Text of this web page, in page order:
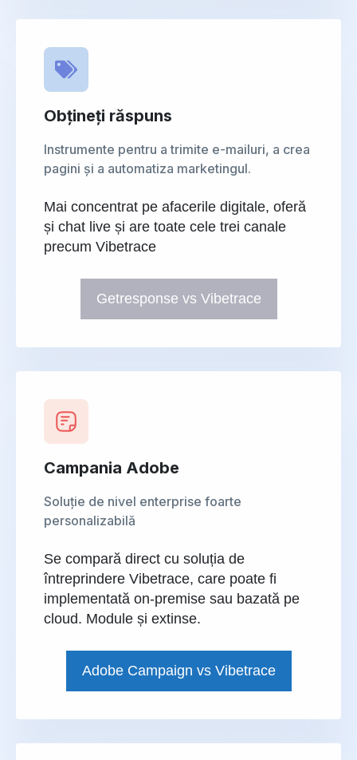
Obțineți răspuns
Instrumente pentru a trimite e-mailuri, a crea
pagini și a automatiza marketingul.
Mai concentrat pe afacerile digitale, oferă
și chat live și are toate cele trei canale
precum Vibetrace
Getresponse vs Vibetrace
Campania Adobe
Soluție de nivel enterprise foarte
personalizabilă
Se compară direct cu soluția de
întreprindere Vibetrace, care poate fi
implementată on-premise sau bazată pe
cloud. Module și extinse.
Adobe Campaign vs Vibetrace